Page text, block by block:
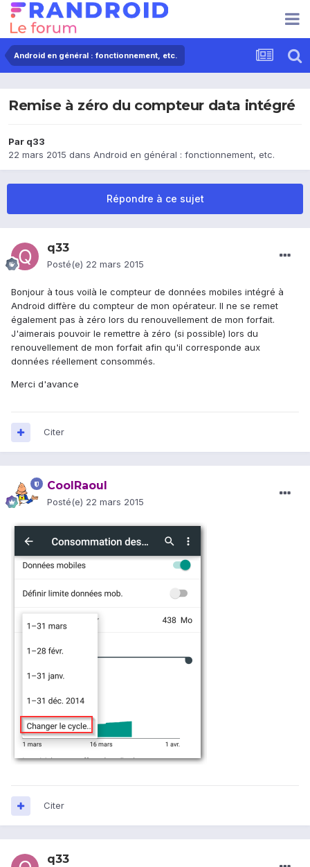
Android en général : fonctionnement, etc.
Remise à zéro du compteur data intégré
Par q33
22 mars 2015 dans Android en général : fonctionnement, etc.
Répondre à ce sujet
q33
Posté(e) 22 mars 2015
Bonjour à tous voilà le compteur de données mobiles intégré à
Android diffère du compteur de mon opérateur. Il ne se remet
également pas à zéro lors du renouvellement de mon forfait.
J'aimerais pouvoir le remettre à zéro (si possible) lors du
renouvellement de mon forfait afin qu'il corresponde aux
données réellement consommés.
Merci d'avance
Citer
CoolRaoul
Posté(e) 22 mars 2015
Citer
q33